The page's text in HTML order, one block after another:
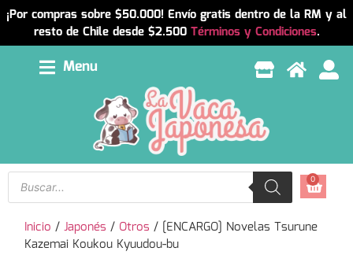
¡Por compras sobre $50.000! Envío gratis dentro de la RM y al
resto de Chile desde $2.500 Términos y Condiciones.
Menu
0
Inicio /Japonés / Otros / [ENCARGO] Novelas Tsurune
Kazemai Koukou Kyuudou-bu